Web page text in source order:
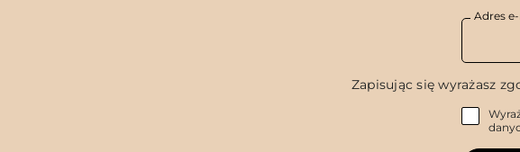
Adres
Zapisując się wyrażasz